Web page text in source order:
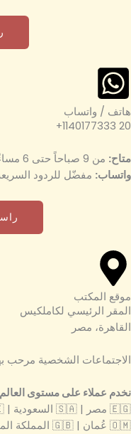
هاتف / واتساب
20 1140177333+
متاح: من 9 صباحاً حتى 6 مساءً بتوقيت مصر (الأحد – الخميس)
واتساب: مفضّل للردود
موقع المكتب
المقر الرئيسي لكاملكيس
القاهرة، مصر
الاجتماعات الشخصية مرحب
نخدم عملاء على مستوى
🇴🇲 عُمان | 🇬🇧 المملكة المتحدة | 🇺🇸 الولايات المتحدة